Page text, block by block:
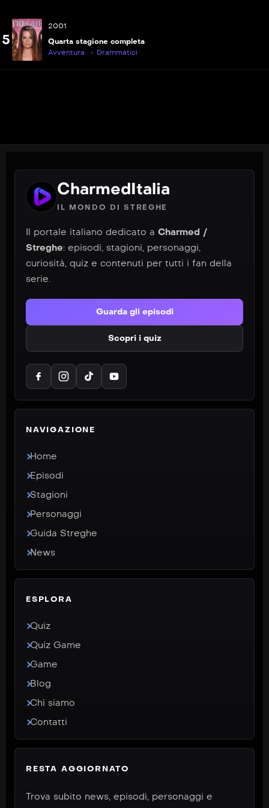
S04E19
Il Grimoire
S04E20
5
2001
Quarta stagione completa
Avventura
Drammatici
CharmedItalia
IL MONDO DI STREGHE
Il portale italiano dedicato a Charmed /
Streghe: episodi, stagioni, personaggi,
curiosità, quiz e contenuti per tutti i fan della
serie.
Guarda gli episodi
Scopri i quiz
NAVIGAZIONE
Home
Episodi
Stagioni
Personaggi
Guida Streghe
News
ESPLORA
Quiz
Quiz Game
Game
Blog
Chi siamo
Contatti
RESTA AGGIORNATO
Trova subito news, episodi, personaggi e